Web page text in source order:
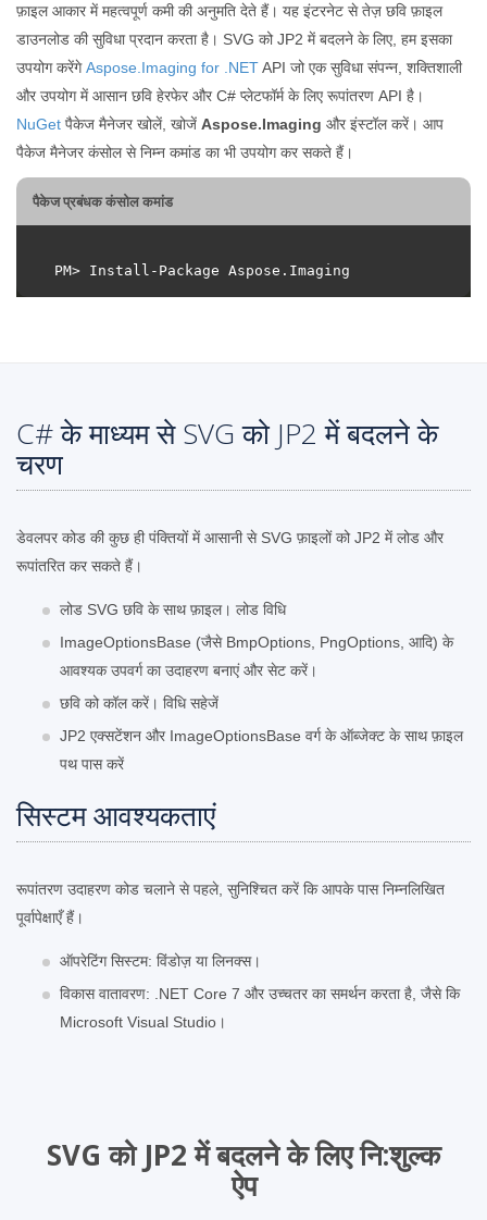
फ़ाइल आकार में महत्वपूर्ण कमी की अनुमति देते हैं। यह इंटरनेट से तेज़ छवि फ़ाइल
डाउनलोड की सुविधा प्रदान करता है। SVG को JP2 में बदलने के लिए, हम इसका
उपयोग करेंगेAspose.Imaging for .NETAPI जो एक सुविधा संपन्न, शक्तिशाली
और उपयोग में आसान छवि हेरफेर और C# प्लेटफॉर्म के लिए रूपांतरण API है।
NuGet पैकेज मैनेजर खोलें, खोजें Aspose.Imaging और इंस्टॉल करें। आप
पैकेज मैनेजर कंसोल से निम्न कमांड का भी उपयोग कर सकते हैं।
पैकेज प्रबंधक कंसोल कमांड
C# के माध्यम से SVG को JP2 में बदलने के
चरण
डेवलपर कोड की कुछ ही पंक्तियों में आसानी से SVG फ़ाइलों को JP2 में लोड और
रूपांतरित कर सकते हैं।
लोड SVG छवि के साथ फ़ाइल। लोड विधि
ImageOptionsBase (जैसे BmpOptions, PngOptions, आदि) के
आवश्यक उपवर्ग का उदाहरण बनाएं और सेट करें।
छवि को कॉल करें। विधि सहेजें
JP2 एक्सटेंशन और ImageOptionsBase वर्ग के ऑब्जेक्ट के साथ फ़ाइल
पथ पास करें
सिस्टम आवश्यकताएं
रूपांतरण उदाहरण कोड चलाने से पहले, सुनिश्चित करें कि आपके पास निम्नलिखित
पूर्वापेक्षाएँ हैं।
ऑपरेटिंग सिस्टम: विंडोज़ या लिनक्स।
विकास वातावरण: .NET Core 7 और उच्चतर का समर्थन करता है, जैसे कि
Microsoft Visual Studio।
SVG को JP2 में बदलने के लिए नि:शुल्‍क
ऐप